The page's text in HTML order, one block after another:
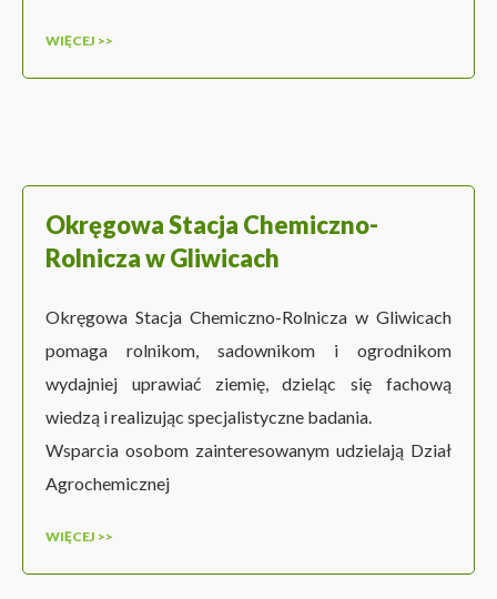
WIĘCEJ >>
Okręgowa Stacja Chemiczno-
Rolnicza w Gliwicach
Okręgowa Stacja Chemiczno-Rolnicza w Gliwicach
pomaga rolnikom, sadownikom i ogrodnikom
wydajniej uprawiać ziemię, dzieląc się fachową
wiedzą i realizując specjalistyczne badania.
Wsparcia osobom zainteresowanym udzielają Dział
Agrochemicznej
WIĘCEJ >>